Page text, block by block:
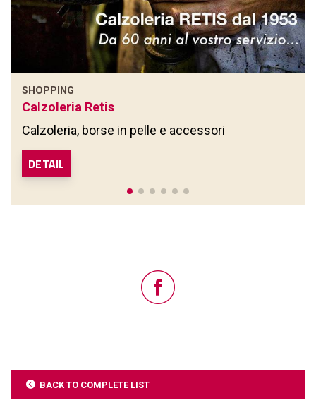
SHOPPING
Calzoleria Retis
Calzoleria, borse in pelle e accessori
DETAIL
BACK TO COMPLETE LIST